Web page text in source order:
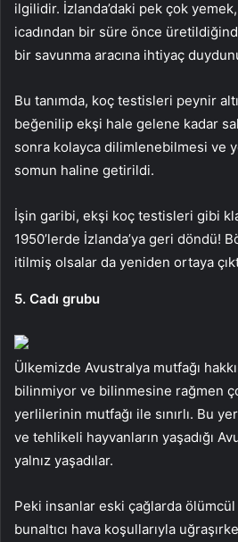
ilgilidir. İzlanda’daki pek çok yemek,
icadından bir süre önce
bir savunma aracına ihtiyaç
Bu tanımda, koç testisleri peynir
beğenilip ekşi hale gelene kadar
sonra kolayca dilimlenebilmesi ve
somun haline getirildi.
İşin garibi, ekşi koç testisleri gibi
1950’lerde İzlanda’ya geri döndü!
itilmiş olsalar da yeniden ortaya
5. Cadı grubu
Ülkemizde Avustralya mutfağı
bilinmiyor ve bilinmesine rağmen
yerlilerinin mutfağı ile sınırlı. Bu
ve tehlikeli hayvanların yaşadığı
yalnız yaşadılar.
Peki insanlar eski çağlarda
bunaltıcı hava koşullarıyla